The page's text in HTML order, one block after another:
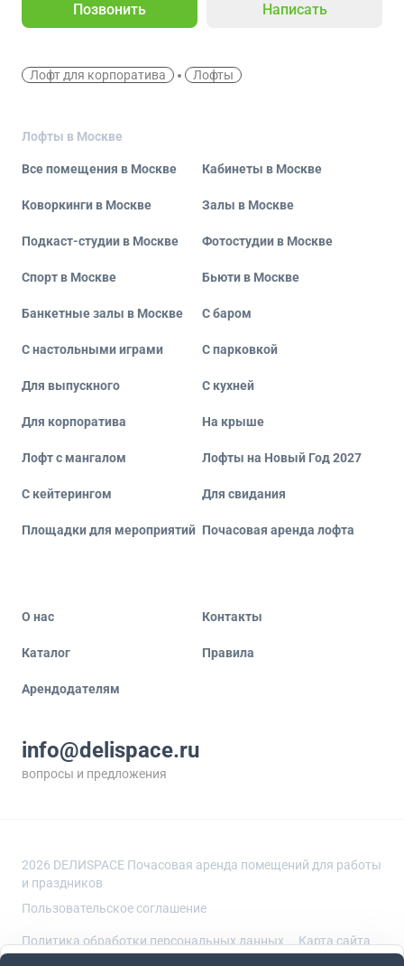
Позвонить Написать
Лофт для корпоратива Лофты
Лофты в Москве
Все помещения в Москве Кабинеты в Москве
Коворкинги в Москве Залы в Москве
Подкаст-студии в Москве Фотостудии в Москве
Спорт в Москве Бьюти в Москве
Банкетные залы в Москве С баром
С настольными играми С парковкой
Для выпускного С кухней
Для корпоратива На крыше
Лофт с мангалом Лофты на Новый Год 2027
С кейтерингом Для свидания
Площадки для мероприятий Почасовая аренда лофта
О нас Контакты
Каталог Правила
Арендодателям
info@delispace.ru
вопросы и предложения
2026 DEЛИSPACE Почасовая аренда помещений для работы
и праздников
Пользовательское соглашение
Политика обработки персональных данных Карта сайта